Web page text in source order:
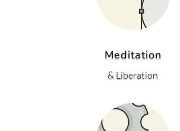
Meditation
& Liberation